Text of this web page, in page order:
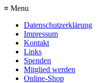
≡ Menu
Datenschutzerklärung
Impressum
Kontakt
Links
Spenden
Mitglied werden
Online-Shop